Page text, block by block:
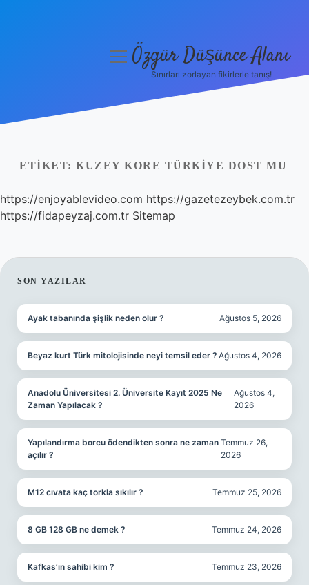
Yasal Uyarı
Hakkımızda
menüyüÖzgür Düşünce Alanı
Sınırları zorlayan fikirlerle tanış!
ETIKET: KUZEY KORE TÜRKIYE DOST MU
https://enjoyablevideo.com https://gazetezeybek.com.tr
https://fidapeyzaj.com.tr Sitemap
SIDEBAR
SON YAZILAR
Ayak tabanında şişlik neden olur ? Ağustos 5, 2026
Beyaz kurt Türk mitolojisinde neyi temsil eder ? Ağustos 4, 2026
Anadolu Üniversitesi 2. Üniversite Kayıt 2025 Ne
Zaman Yapılacak ?
Ağustos 4,
2026
Yapılandırma borcu ödendikten sonra ne zaman
açılır ?
Temmuz 26,
2026
M12 cıvata kaç torkla sıkılır ? Temmuz 25, 2026
8 GB 128 GB ne demek ? Temmuz 24, 2026
Kafkas’ın sahibi kim ? Temmuz 23, 2026